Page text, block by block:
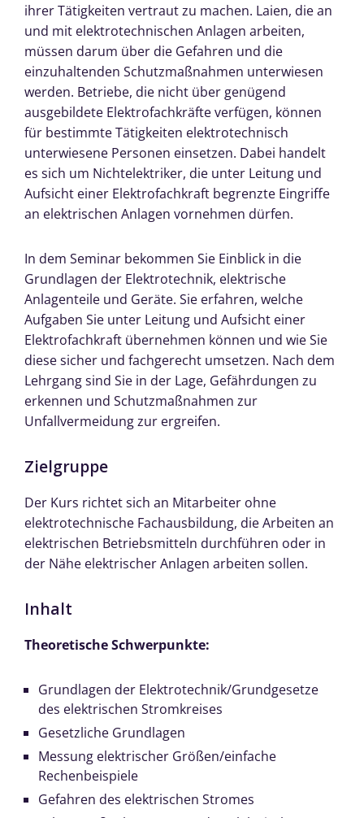
ihrer Tätigkeiten vertraut zu machen. Laien, die an
und mit elektrotechnischen Anlagen arbeiten,
müssen darum über die Gefahren und die
einzuhaltenden Schutzmaßnahmen unterwiesen
werden. Betriebe, die nicht über genügend
ausgebildete Elektrofachkräfte verfügen, können
für bestimmte Tätigkeiten elektrotechnisch
unterwiesene Personen einsetzen. Dabei handelt
es sich um Nichtelektriker, die unter Leitung und
Aufsicht einer Elektrofachkraft begrenzte Eingriffe
an elektrischen Anlagen vornehmen dürfen.
In dem Seminar bekommen Sie Einblick in die
Grundlagen der Elektrotechnik, elektrische
Anlagenteile und Geräte. Sie erfahren, welche
Aufgaben Sie unter Leitung und Aufsicht einer
Elektrofachkraft übernehmen können und wie Sie
diese sicher und fachgerecht umsetzen. Nach dem
Lehrgang sind Sie in der Lage, Gefährdungen zu
erkennen und Schutzmaßnahmen zur
Unfallvermeidung zur ergreifen.
Zielgruppe
Der Kurs richtet sich an Mitarbeiter ohne
elektrotechnische Fachausbildung, die Arbeiten an
elektrischen Betriebsmitteln durchführen oder in
der Nähe elektrischer Anlagen arbeiten sollen.
Inhalt
Theoretische Schwerpunkte:
Grundlagen der Elektrotechnik/Grundgesetze
des elektrischen Stromkreises
Gesetzliche Grundlagen
Messung elektrischer Größen/einfache
Rechenbeispiele
Gefahren des elektrischen Stromes